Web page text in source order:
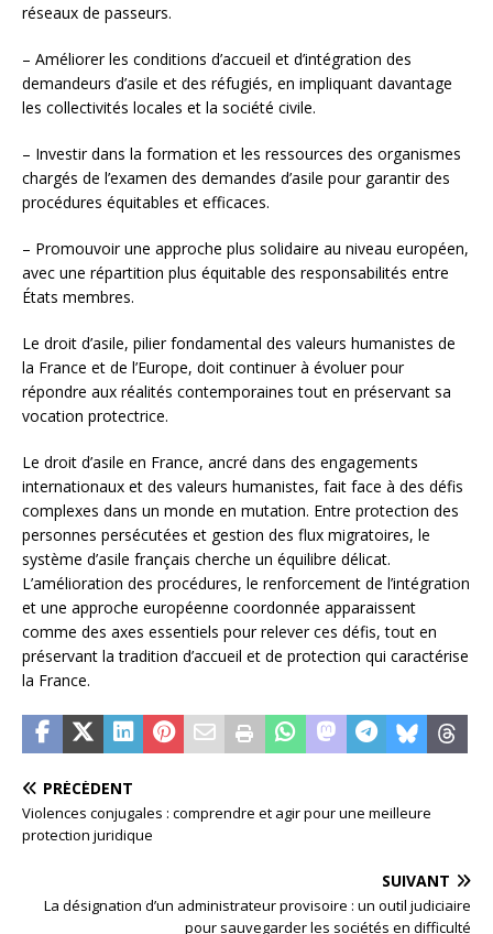
réseaux de passeurs.
– Améliorer les conditions d’accueil et d’intégration des
demandeurs d’asile et des réfugiés, en impliquant davantage
les collectivités locales et la société civile.
– Investir dans la formation et les ressources des organismes
chargés de l’examen des demandes d’asile pour garantir des
procédures équitables et efficaces.
– Promouvoir une approche plus solidaire au niveau européen,
avec une répartition plus équitable des responsabilités entre
États membres.
Le droit d’asile, pilier fondamental des valeurs humanistes de
la France et de l’Europe, doit continuer à évoluer pour
répondre aux réalités contemporaines tout en préservant sa
vocation protectrice.
Le droit d’asile en France, ancré dans des engagements
internationaux et des valeurs humanistes, fait face à des défis
complexes dans un monde en mutation. Entre protection des
personnes persécutées et gestion des flux migratoires, le
système d’asile français cherche un équilibre délicat.
L’amélioration des procédures, le renforcement de l’intégration
et une approche européenne coordonnée apparaissent
comme des axes essentiels pour relever ces défis, tout en
préservant la tradition d’accueil et de protection qui caractérise
la France.
PRÉCÉDENT
Violences conjugales : comprendre et agir pour une meilleure
protection juridique
SUIVANT
La désignation d’un administrateur provisoire : un outil judiciaire
pour sauvegarder les sociétés en difficulté